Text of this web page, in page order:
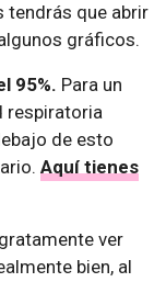
tendrás que abrir
gráficos.
95%. Para un
respiratoria
de esto
Aquí tienes
ver
bien, al